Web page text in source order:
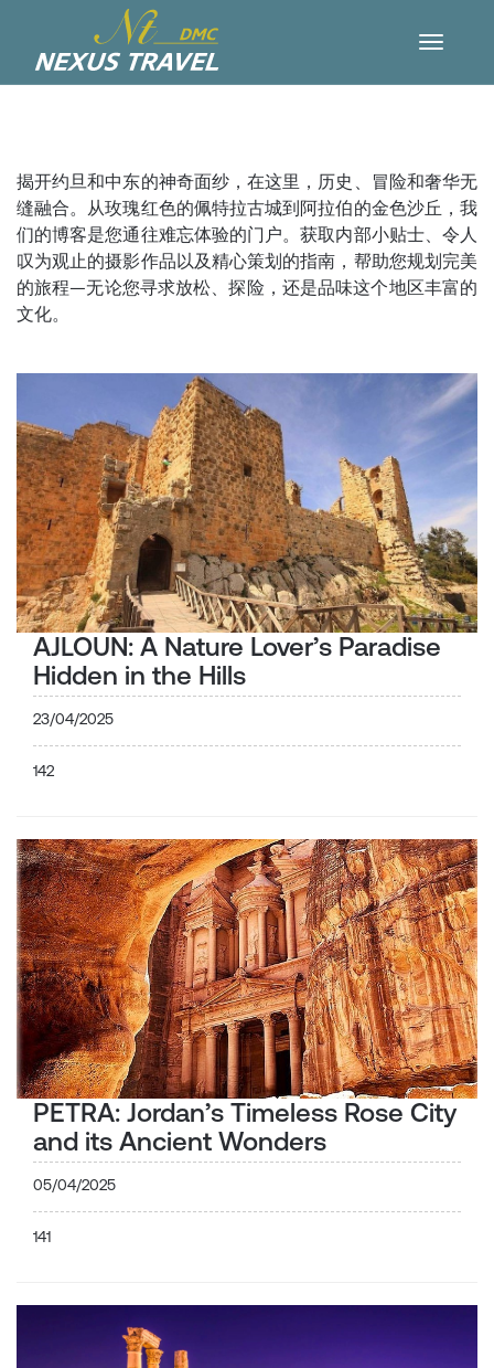
揭开约旦和中东的神奇面纱，在这里，历史、冒险和奢华无
缝融合。从玫瑰红色的佩特拉古城到阿拉伯的金色沙丘，我
们的博客是您通往难忘体验的门户。获取内部小贴士、令人
叹为观止的摄影作品以及精心策划的指南，帮助您规划完美
的旅程—无论您寻求放松、探险，还是品味这个地区丰富的
文化。
AJLOUN: A Nature Lover’s Paradise
Hidden in the Hills
23/04/2025
142
PETRA: Jordan’s Timeless Rose City
and its Ancient Wonders
05/04/2025
141